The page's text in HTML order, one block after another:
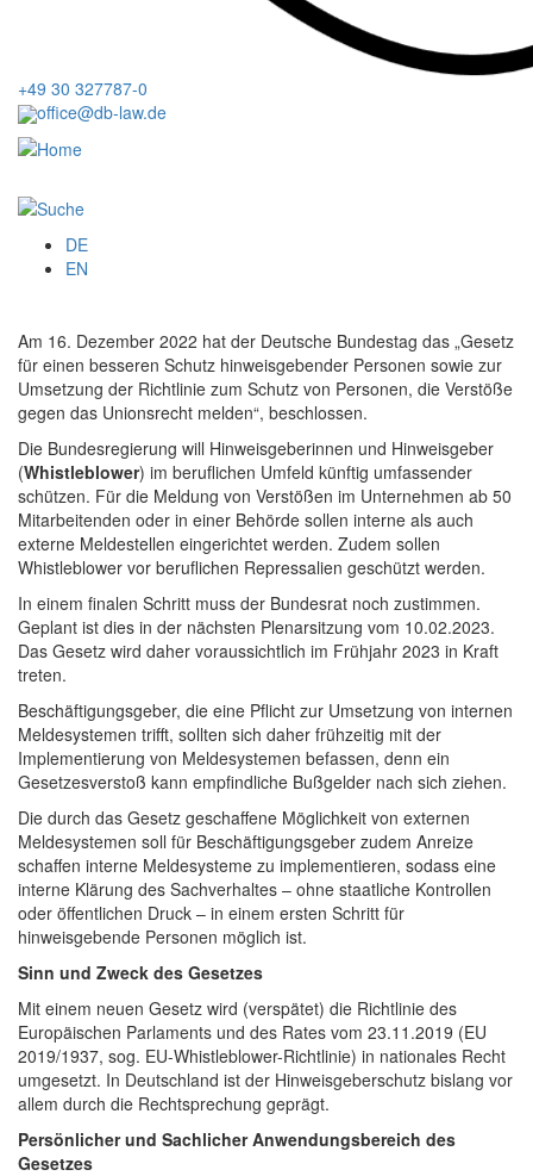
+49 30 327787-0
office@db-law.de
DE
EN
Am 16. Dezember 2022 hat der Deutsche Bundestag das „Gesetz
für einen besseren Schutz hinweisgebender Personen sowie zur
Umsetzung der Richtlinie zum Schutz von Personen, die Verstöße
gegen das Unionsrecht melden“, beschlossen.
Die Bundesregierung will Hinweisgeberinnen und Hinweisgeber
(Whistleblower) im beruflichen Umfeld künftig umfassender
schützen. Für die Meldung von Verstößen im Unternehmen ab 50
Mitarbeitenden oder in einer Behörde sollen interne als auch
externe Meldestellen eingerichtet werden. Zudem sollen
Whistleblower vor beruflichen Repressalien geschützt werden.
In einem finalen Schritt muss der Bundesrat noch zustimmen.
Geplant ist dies in der nächsten Plenarsitzung vom 10.02.2023.
Das Gesetz wird daher voraussichtlich im Frühjahr 2023 in Kraft
treten.
Beschäftigungsgeber, die eine Pflicht zur Umsetzung von internen
Meldesystemen trifft, sollten sich daher frühzeitig mit der
Implementierung von Meldesystemen befassen, denn ein
Gesetzesverstoß kann empfindliche Bußgelder nach sich ziehen.
Die durch das Gesetz geschaffene Möglichkeit von externen
Meldesystemen soll für Beschäftigungsgeber zudem Anreize
schaffen interne Meldesysteme zu implementieren, sodass eine
interne Klärung des Sachverhaltes – ohne staatliche Kontrollen
oder öffentlichen Druck – in einem ersten Schritt für
hinweisgebende Personen möglich ist.
Sinn und Zweck des Gesetzes
Mit einem neuen Gesetz wird (verspätet) die Richtlinie des
Europäischen Parlaments und des Rates vom 23.11.2019 (EU
2019/1937, sog. EU-Whistleblower-Richtlinie) in nationales Recht
umgesetzt. In Deutschland ist der Hinweisgeberschutz bislang vor
allem durch die Rechtsprechung geprägt.
Persönlicher und Sachlicher Anwendungsbereich des
Gesetzes